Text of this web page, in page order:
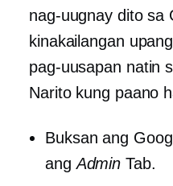
nag-uugnay dito sa
kinakailangan
pag-uusapan natin
Narito kung paano
Buksan ang
angAdmin Tab.